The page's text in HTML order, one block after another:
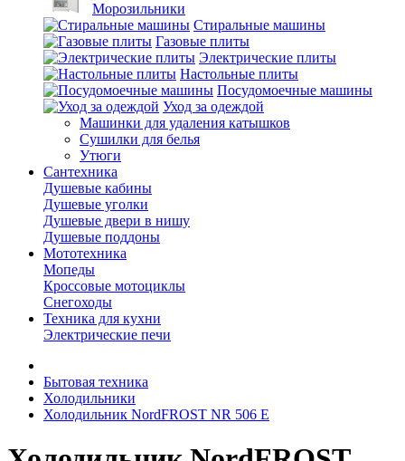
Морозильники
Стиральные машины
Газовые плиты
Электрические плиты
Настольные плиты
Посудомоечные машины
Уход за одеждой
Машинки для удаления катышков
Сушилки для белья
Утюги
Сантехника
Душевые кабины
Душевые уголки
Душевые двери в нишу
Душевые поддоны
Мототехника
Мопеды
Кроссовые мотоциклы
Снегоходы
Техника для кухни
Электрические печи
Бытовая техника
Холодильники
Холодильник NordFROST NR 506 E